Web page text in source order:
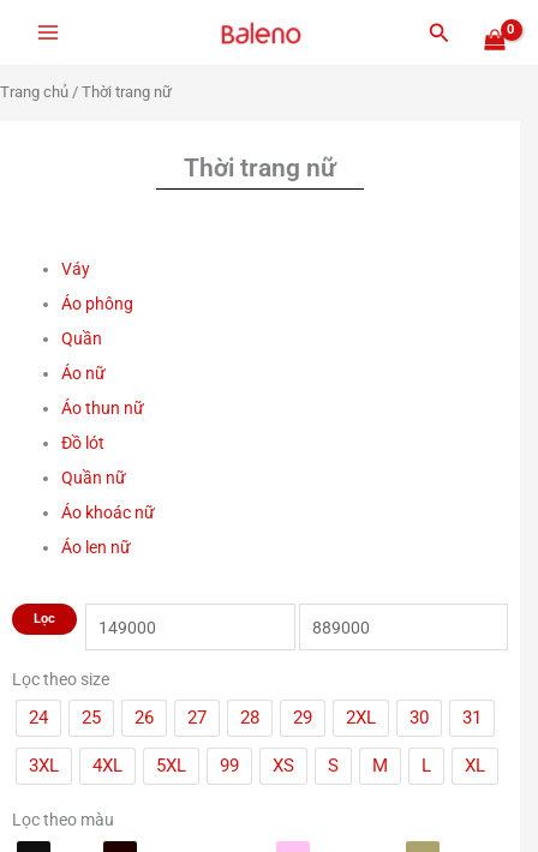
dung
Tìm
Trang chủ / Thời trang nữ
Thời trang nữ
Váy
Áo phông
Quần
Áo nữ
Áo thun nữ
Đồ lót
Quần nữ
Áo khoác nữ
Áo len nữ
Giá
thiểu
Giá
Lọc
Lọc theo size
24 25 26 27 28 29 2XL 30 31
3XL 4XL 5XL 99 XS S M L XL
Lọc theo màu